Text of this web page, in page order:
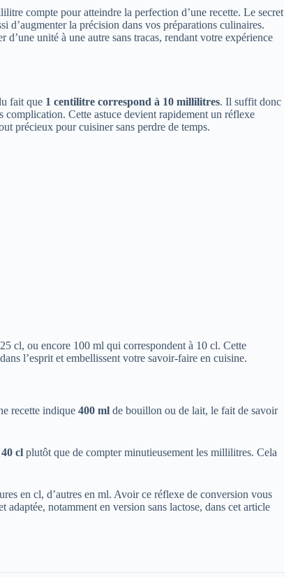
compte pour atteindre la perfection d’une recette. Le secret
d’augmenter la précision dans vos préparations culinaires.
unité à une autre sans tracas, rendant votre expérience
fait que 1 centilitre correspond à 10 millilitres. Il suffit donc
complication. Cette astuce devient rapidement un réflexe
précieux pour cuisiner sans perdre de temps.
cl, ou encore 100 ml qui correspondent à 10 cl. Cette
l’esprit et embellissent votre savoir-faire en cuisine.
recette indique 400 ml de bouillon ou de lait, le fait de savoir
40 cl plutôt que de compter minutieusement les millilitres. Cela
en cl, d’autres en ml. Avoir ce réflexe de conversion vous
notamment en version sans lactose, dans cet article